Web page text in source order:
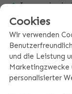
Immer ein
Cookies
Wir verwenden
und die Leistung
Marketingzwecke
personalisierter